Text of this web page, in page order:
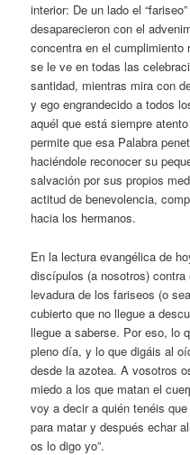
interior: De un lado el
desaparecieron con el
concentra en el cumplimiento
se le ve en todas las
santidad, mientras mira con
y ego engrandecido a todos
aquél que está siempre
permite que esa Palabra
haciéndole reconocer su
salvación por sus propios
actitud de benevolencia,
hacia los hermanos.
En la lectura evangélica de
discípulos (a nosotros)
levadura de los fariseos (o
cubierto que no llegue a
llegue a saberse. Por eso, lo
pleno día, y lo que digáis al
desde la azotea. A vosotros
miedo a los que matan el
voy a decir a quién tenéis
para matar y después echar
os lo digo yo”.